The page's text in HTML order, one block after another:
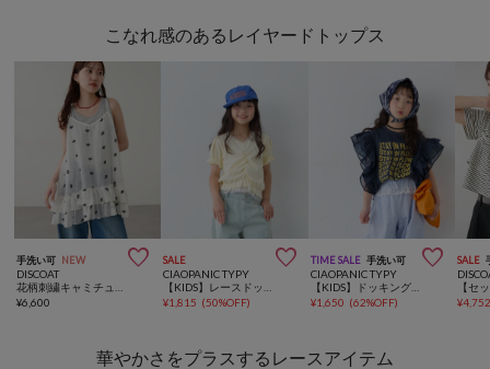
こなれ感のあるレイヤードトップス
手洗い可 NEW 
DISCOAT
¥6,600
SALE 
CIAOPANIC TYPY
¥1,815 (50%OFF)
TIME SALE 手洗い可 
CIAOPANIC TYPY
【KIDS】ドッキングチュールフリルメッセージロゴTEE
¥1,650 (62%OFF)
SALE
¥
華やかさをプラスするレースアイテム